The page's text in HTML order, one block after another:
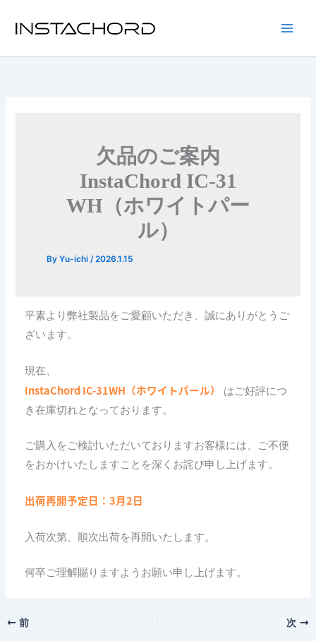
欠品のご案内
InstaChord IC-31
WH（ホワイトパー
ル）
ByYu-ichi/2026.1.15
平素より弊社製品をご愛顧いただき、誠にありがとうご
ざいます。
現在、
InstaChord IC-31WH（ホワイトパール）
はご好評につ
き在庫切れとなっております。
ご購入をご検討いただいておりますお客様には、ご不便
をおかけいたしますことを深くお詫び申し上げます。
出荷再開予定日：3月2日
入荷次第、順次出荷を再開いたします。
何卒ご理解賜りますようお願い申し上げます。
前 次